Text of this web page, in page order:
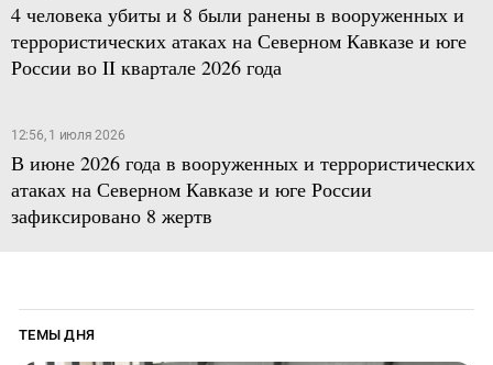
4 человека убиты и 8 были ранены в вооруженных и
террористических атаках на Северном Кавказе и юге
России во II квартале 2026 года
12:56, 1 июля 2026
В июне 2026 года в вооруженных и террористических
атаках на Северном Кавказе и юге России
зафиксировано 8 жертв
ТЕМЫ ДНЯ